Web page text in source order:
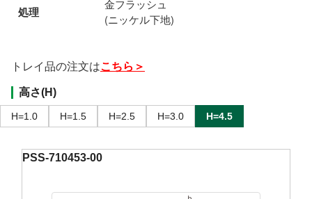
処理
金フラッシュ
(ニッケル下地)
トレイ品の注文はこちら＞
高さ(H)
H=1.0 H=1.5 H=2.5 H=3.0 H=4.5
PSS-710453-00